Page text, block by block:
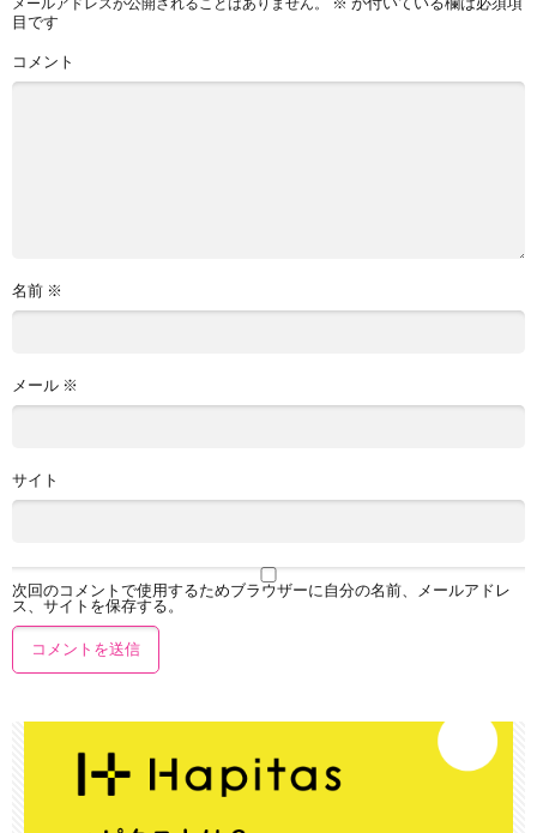
目です
コメント
名前 ※
メール ※
サイト
次回のコメントで使用するためブラウザーに自分の名前、メールアドレ
ス、サイトを保存する。